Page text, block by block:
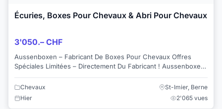
Écuries, Boxes Pour Chevaux & Abri Pour Chevaux
3'050.– CHF
Aussenboxen – Fabricant De Boxes Pour Chevaux Offres
Spéciales Limitées – Directement Du Fabricant ! Aussenboxen
Chevaux
St-Imier, Berne
Hier
2'065 vues